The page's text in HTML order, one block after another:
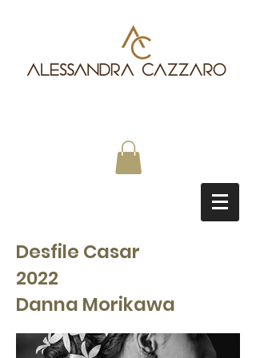
Desfile Casar
2022
Danna Morikawa